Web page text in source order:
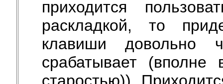
приходится
раскладкой, то
клавиши довольно
срабатывает